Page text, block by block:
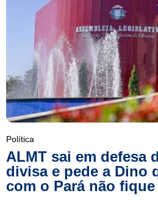
Política
ALMT sai em defesa
divisa e pede a Dino
com o Pará não